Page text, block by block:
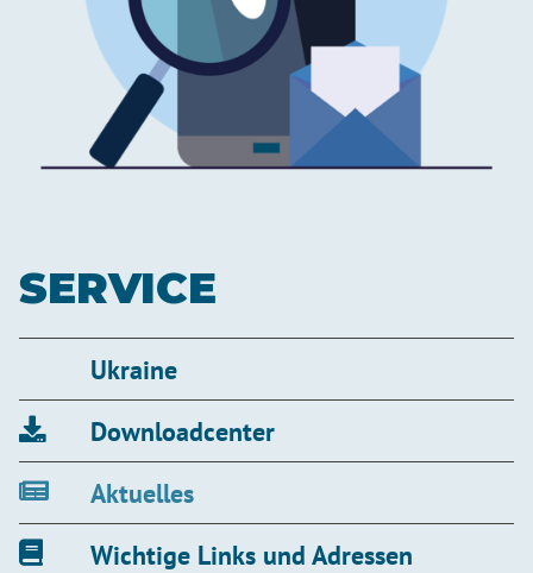
SERVICE
Ukraine
Downloadcenter
Aktuelles
Wichtige Links und Adressen